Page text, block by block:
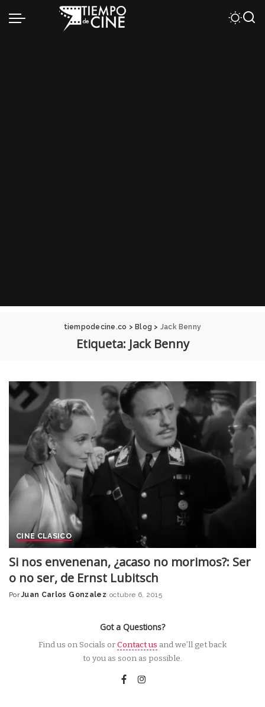
tiempodecine.co > Blog > Jack Benny
Etiqueta: Jack Benny
CINE CLASICO
Si nos envenenan, ¿acaso no morimos?: Ser
o no ser, de Ernst Lubitsch
Posted
Por Juan Carlos Gonzalez octubre 6, 2015
Got a Questions?
Find us on Socials orContact us and we’ll get back
to you as soon as possible.